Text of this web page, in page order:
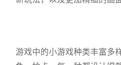
游戏中的小游戏种类丰富多